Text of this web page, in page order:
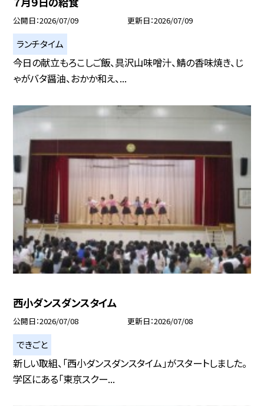
公開日 2026/07/09 更新日 2026/07/09
ランチタイム
今日の献立もろこしご飯、具沢山味噌汁、鯖の香味焼き、じ
ゃがバタ醤油、おかか和え、...
西小ダンスダンスタイム
公開日 2026/07/08 更新日 2026/07/08
できごと
新しい取組、「西小ダンスダンスタイム」がスタートしました。
学区にある「東京スクー...